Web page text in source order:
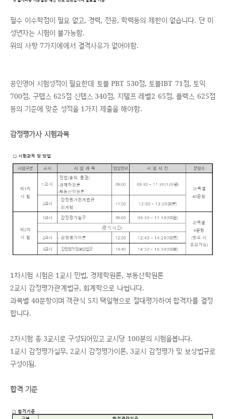
필수 이수학점이 필요 없고, 경력, 전공, 학력등의 제한이 없습니다. 단 미
성년자는 시험이 불가능함.
위의 사항 7가지에에서 결격사유가 없어야함.
공인영어 시험성적이 필요한데 토플 PBT 530점, 토플IBT 71점, 토익
700점, 구텝스 625점 신텝스 340점, 지텔프 레벨2 65점, 플렉스 625점
등의 기준에 맞춘 성적을 1가지 제출을 해야함.
감정평가사 시험과목
1차시험 시험은 1교시 민법, 경제학원론, 부동산학원론
2교시 감정평가관계법규, 회계학으로 나뉩니다.
과목별 40문항이며 객관식 5지 택일형으로 절대평가하여 합격자를 결정
합니다.
2차시험 총 3교시로 구성되어있고 교시당 100분의 시험을봅니다.
1교시 감정평가실무, 2교시 감정평가이론, 3교시 감정평가 및 보상법규로
구성이됨.
합격 기준